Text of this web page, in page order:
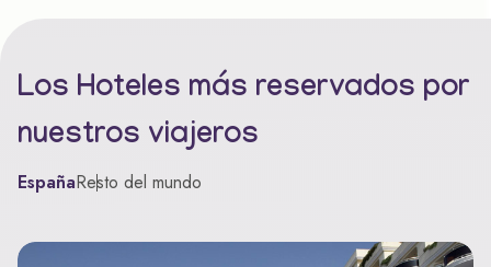
Los Hoteles más reservados por
nuestros viajeros
EspañaResto del mundo